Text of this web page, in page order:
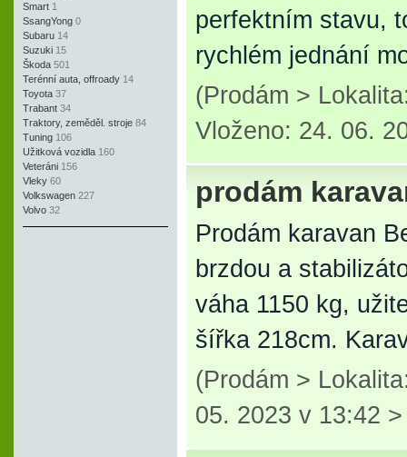
Smart 1
SsangYong 0
Subaru 14
Suzuki 15
Škoda 501
Terénní auta, offroady 14
Toyota 37
Trabant 34
Traktory, zeměděl. stroje 84
Tuning 106
Užitková vozidla 160
Veteráni 156
Vleky 60
Volkswagen 227
Volvo 32
perfektním stavu,
rychlém jednání
(Prodám >
Vloženo: 24. 06.
prodám
Prodám karavan
brzdou a
váha 1150 kg,
šířka 218cm.
(Prodám >
05. 2023 v 13:42